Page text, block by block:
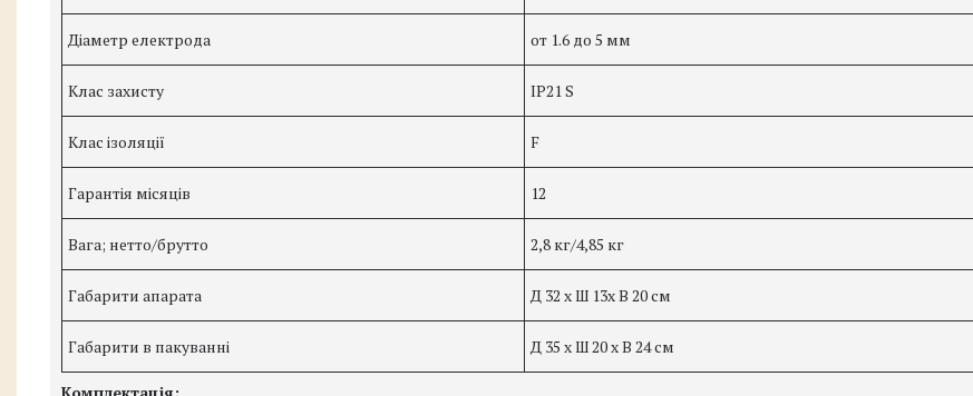
Діаметр електрода от 1.6 до 5 мм
Клас захисту IP21 S
Клас ізоляції F
Гарантія місяців 12
Вага; нетто/брутто 2,8 кг/4,85 кг
Габарити апарата Д 32 х Ш 13х В 20 см
Габарити в пакуванні Д 35 х Ш 20 х В 24 см